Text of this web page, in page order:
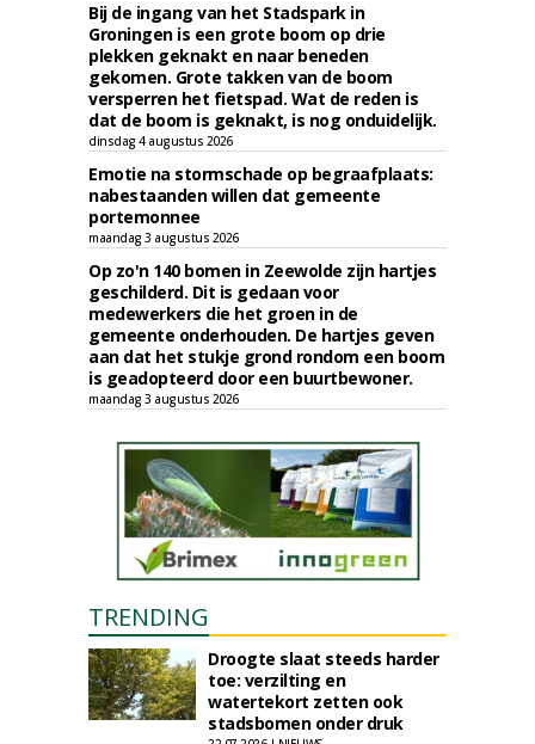
Bij de ingang van het Stadspark in
Groningen is een grote boom op drie
plekken geknakt en naar beneden
gekomen. Grote takken van de boom
versperren het fietspad. Wat de reden is
dat de boom is geknakt, is nog onduidelijk.
dinsdag 4 augustus 2026
Emotie na stormschade op begraafplaats:
nabestaanden willen dat gemeente
portemonnee
maandag 3 augustus 2026
Op zo'n 140 bomen in Zeewolde zijn hartjes
geschilderd. Dit is gedaan voor
medewerkers die het groen in de
gemeente onderhouden. De hartjes geven
aan dat het stukje grond rondom een boom
is geadopteerd door een buurtbewoner.
maandag 3 augustus 2026
TRENDING
Droogte slaat steeds harder
toe: verzilting en
watertekort zetten ook
stadsbomen onder druk